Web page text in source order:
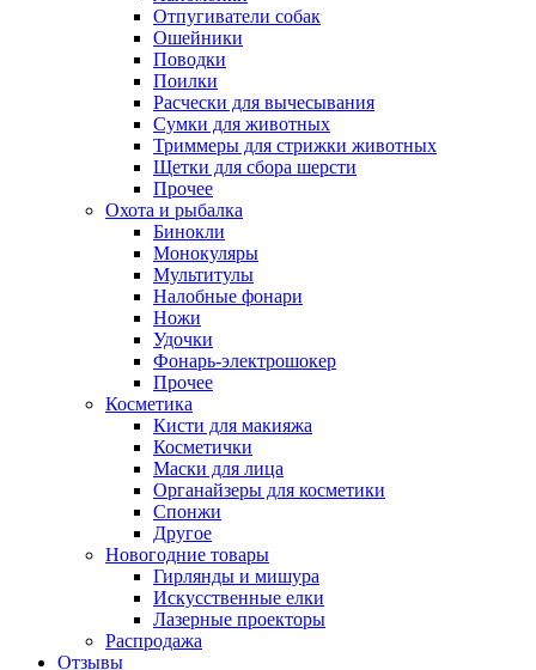
Отпугиватели собак
Ошейники
Поводки
Поилки
Расчески для вычесывания
Сумки для животных
Триммеры для стрижки животных
Щетки для сбора шерсти
Прочее
Охота и рыбалка
Бинокли
Монокуляры
Мультитулы
Налобные фонари
Ножи
Удочки
Фонарь-электрошокер
Прочее
Косметика
Кисти для макияжа
Косметички
Маски для лица
Органайзеры для косметики
Спонжи
Другое
Новогодние товары
Гирлянды и мишура
Искусственные елки
Лазерные проекторы
Распродажа
Отзывы